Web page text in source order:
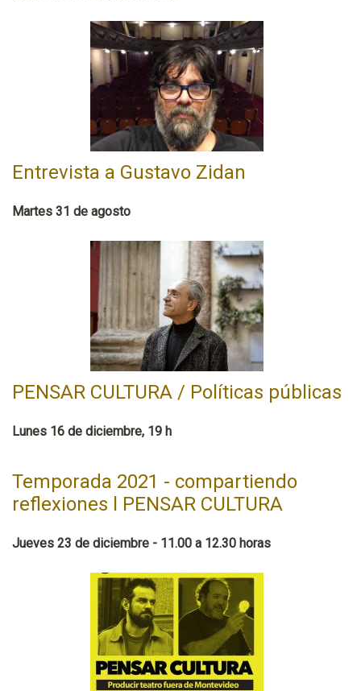
Entrevista a Gustavo Zidan
Martes 31 de agosto
PENSAR CULTURA / Políticas públicas
Lunes 16 de diciembre, 19 h
Temporada 2021 - compartiendo
reflexiones l PENSAR CULTURA
Jueves 23 de diciembre - 11.00 a 12.30 horas